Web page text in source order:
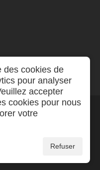
des cookies de
pour analyser
accepter
cookies pour nous
votre
Refuser